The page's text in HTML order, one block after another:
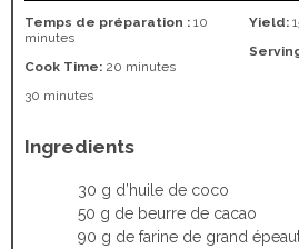
Temps de préparation : 10
minutes
Cook Time: 20 minutes
30 minutes
Yield:
Ingredients
30 g d’huile de coco
50 g de beurre de cacao
90 g de farine de grand